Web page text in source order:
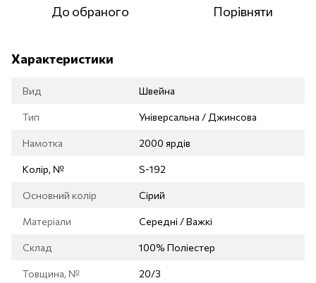
До обраного Порівняти
Характеристики
Вид Швейна
Тип Універсальна / Джинсова
Намотка 2000 ярдів
Колір, № S-192
Основний колір Сірий
Матеріали Середні / Важкі
Склад 100% Поліестер
Товщина, № 20/3